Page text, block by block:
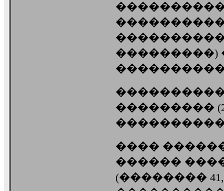
����������
���������)
������������
����������
���������
����
������
(��������